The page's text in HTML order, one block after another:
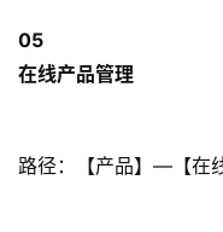
05
在线产品管理
路径：【产品】—【在